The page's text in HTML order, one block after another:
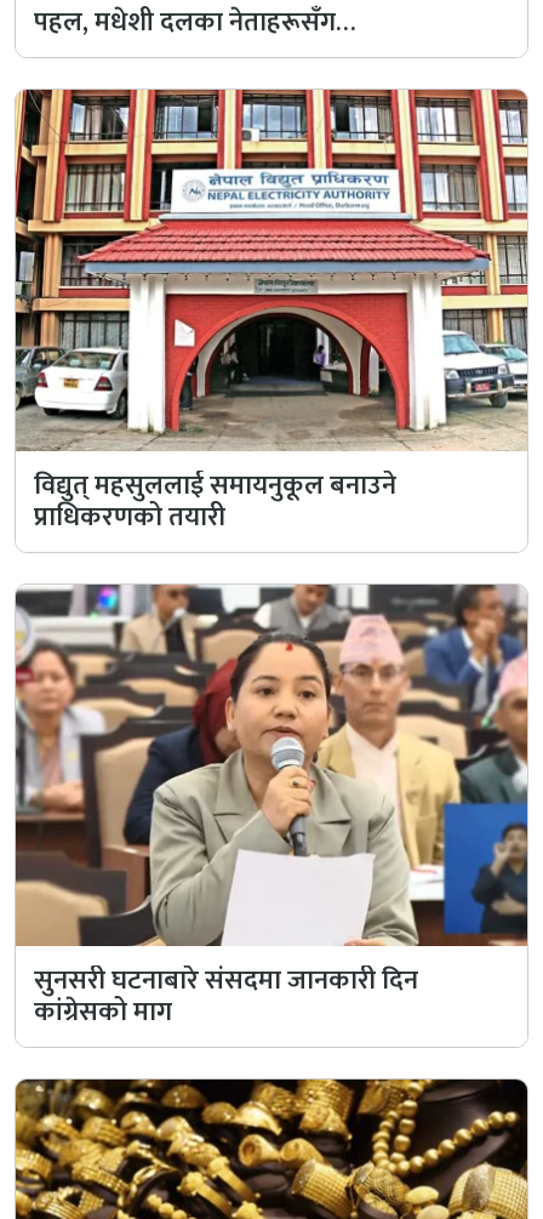
पहल, मधेशी दलका नेताहरूसँग…
विद्युत् महसुललाई समायनुकूल बनाउने
प्राधिकरणको तयारी
सुनसरी घटनाबारे संसदमा जानकारी दिन
कांग्रेसको माग